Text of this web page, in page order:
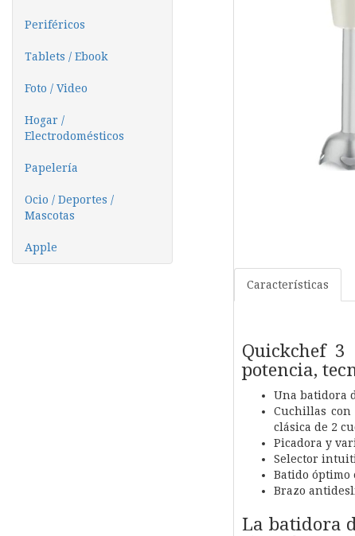
Periféricos
Tablets / Ebook
Foto / Video
Hogar /
Electrodomésticos
Papelería
Ocio / Deportes /
Mascotas
Apple
Características
Quickchef
potencia,
Una batidora
Cuchillas con
clásica de 2
Picadora y
Selector
Batido óptimo
Brazo
La batidora